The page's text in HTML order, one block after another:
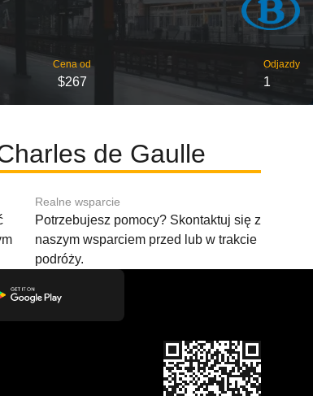
Cena od
$267
Odjazdy
1
de Gaulle
Realne wsparcie
Potrzebujesz pomocy? Skontaktuj się z
naszym wsparciem przed lub w trakcie
podróży.